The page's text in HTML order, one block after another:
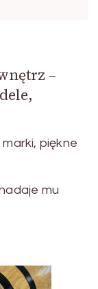
–
piękne
mu